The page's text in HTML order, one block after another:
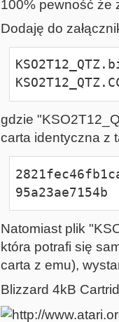
100% pewność że
Dodaję do
gdzie
carta identyczna z
95a23ae7154b
Natomiast plik
która potrafi się
carta z emu),
Blizzard 4kB